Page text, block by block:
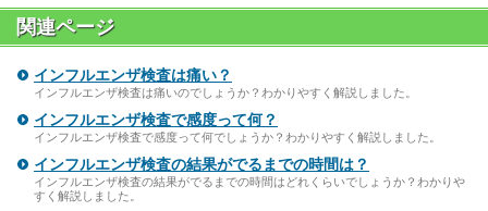
関連ページ
インフルエンザ検査は痛い？
インフルエンザ検査は痛いのでしょうか？わかりやすく解説しました。
インフルエンザ検査で感度って何？
インフルエンザ検査で感度って何でしょうか？わかりやすく解説しました。
インフルエンザ検査の結果がでるまでの時間は？
インフルエンザ検査の結果がでるまでの時間はどれくらいでしょうか？わかりや
すく解説しました。